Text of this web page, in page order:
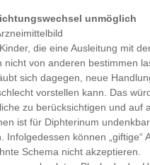
unmöglich
die eine Ausleitung mit
nicht von anderen bestimmen
sich dagegen, neue
vorstellen kann. Das
zu berücksichtigen und auf
ist für Diphterinum
Infolgedessen können „giftige“
Schema nicht akzeptieren.